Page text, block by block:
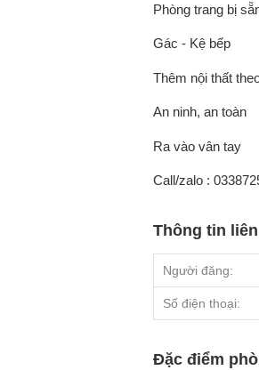
Phòng trang bị
Gác - Kệ bếp
Thêm nội thất
An ninh, an toàn
Ra vào vân tay
Call/zalo :
Thông tin
Người đăng:
Số điện thoại:
Đặc điểm